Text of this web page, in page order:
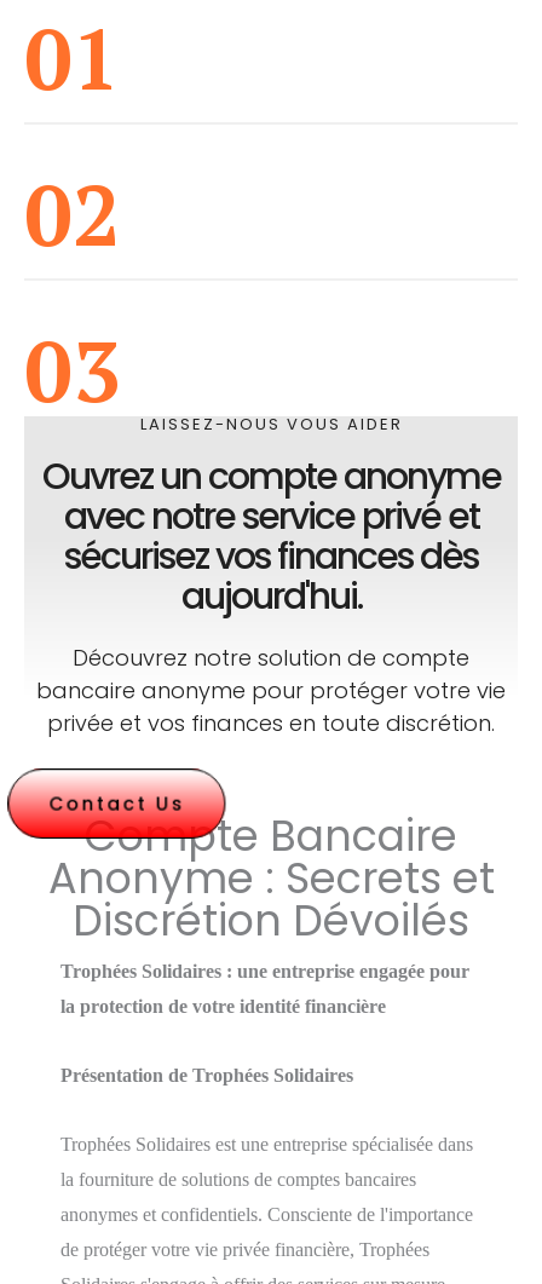
01
02
03
LAISSEZ-NOUS VOUS AIDER
Ouvrez un compte anonyme
avec notre service privé et
sécurisez vos finances dès
aujourd'hui.
Découvrez notre solution de compte
bancaire anonyme pour protéger votre vie
privée et vos finances en toute discrétion.
Contact Us
Compte Bancaire
Anonyme : Secrets et
Discrétion Dévoilés
Trophées Solidaires : une entreprise engagée pour
la protection de votre identité financière
Présentation de Trophées Solidaires
Trophées Solidaires est une entreprise spécialisée dans
la fourniture de solutions de comptes bancaires
anonymes et confidentiels. Consciente de l'importance
de protéger votre vie privée financière, Trophées